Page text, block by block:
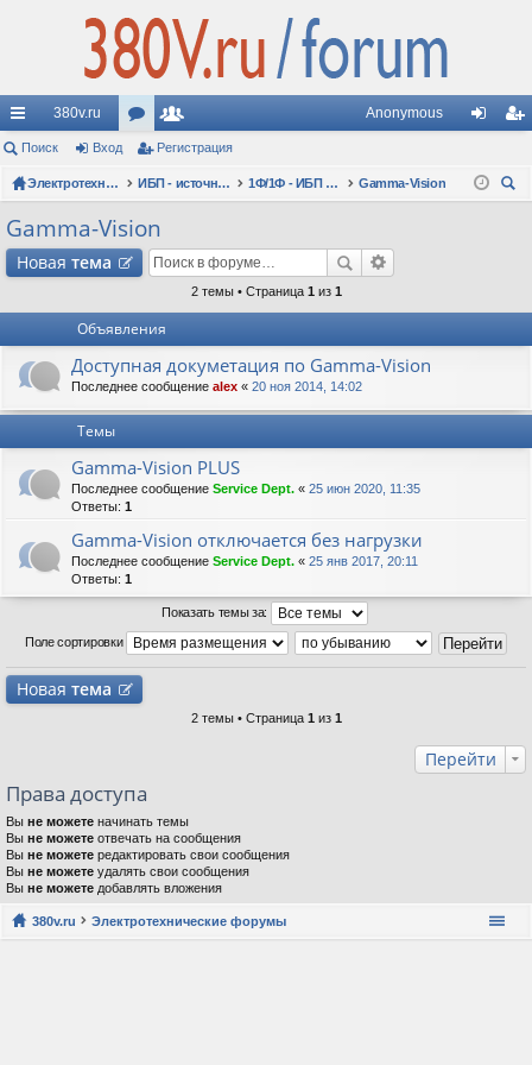
с
ы
лк
380v.ru
ор
ум
ы
ол
ьз
ат
и
Anonymous
д ис
Поиск Вход Регистрация
Электротехнические форумы ИБП - источники бесперебойного питания 1Ф/1Ф - ИБП N-POWER - однофазные 1-10 кВА - вопросы по моделям
Gamma-Vision
Gamma-Vision
Новая тема
2 темы • Страница 1 из 1
Объявления
Доступная докуметация по Gamma-Vision
Последнее сообщение alex « 20 ноя 2014, 14:02
Темы
Gamma-Vision PLUS
Последнее сообщение Service Dept. « 25 июн 2020, 11:35
Ответы: 1
Gamma-Vision отключается без нагрузки
Последнее сообщение Service Dept. « 25 янв 2017, 20:11
Ответы: 1
Показать темы за:
Поле сортировки
Новая тема
2 темы • Страница 1 из 1
Перейти
Права доступа
Вы не можете начинать темы
Вы не можете отвечать на сообщения
Вы не можете редактировать свои сообщения
Вы не можете удалять свои сообщения
Вы не можете добавлять вложения
380v.ru Электротехнические форумы